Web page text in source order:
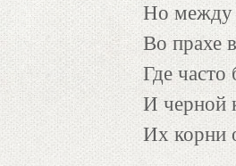
Но между
Во прахе
Где
И черной
Их корни